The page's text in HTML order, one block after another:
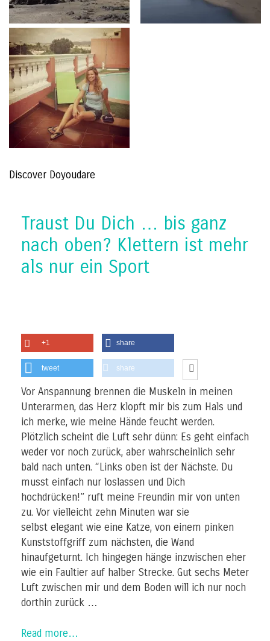
Discover Doyoudare
Traust Du Dich … bis ganz
nach oben? Klettern ist mehr
als nur ein Sport
+1 share
tweet share
Vor Anspannung brennen die Muskeln in meinen
Unterarmen, das Herz klopft mir bis zum Hals und
ich merke, wie meine Hände feucht werden.
Plötzlich scheint die Luft sehr dünn: Es geht einfach
weder vor noch zurück, aber wahrscheinlich sehr
bald nach unten. “Links oben ist der Nächste. Du
musst einfach nur loslassen und Dich
hochdrücken!” ruft meine Freundin mir von unten
zu. Vor vielleicht zehn Minuten war sie
selbst elegant wie eine Katze, von einem pinken
Kunststoffgriff zum nächsten, die Wand
hinaufgeturnt. Ich hingegen hänge inzwischen eher
wie ein Faultier auf halber Strecke. Gut sechs Meter
Luft zwischen mir und dem Boden will ich nur noch
dorthin zurück …
Read more…